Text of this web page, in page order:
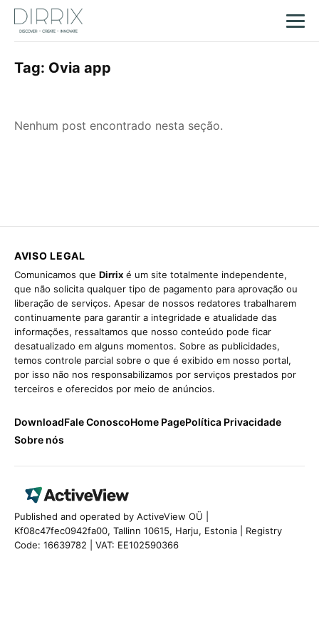
Tag: Ovia app
Nenhum post encontrado nesta seção.
AVISO LEGAL
Comunicamos que Dirrix é um site totalmente independente,
que não solicita qualquer tipo de pagamento para aprovação ou
liberação de serviços. Apesar de nossos redatores trabalharem
continuamente para garantir a integridade e atualidade das
informações, ressaltamos que nosso conteúdo pode ficar
desatualizado em alguns momentos. Sobre as publicidades,
temos controle parcial sobre o que é exibido em nosso portal,
por isso não nos responsabilizamos por serviços prestados por
terceiros e oferecidos por meio de anúncios.
DownloadFale ConoscoHome PagePolítica Privacidade
Sobre nós
Published and operated by ActiveView OÜ |
Kf08c47fec0942fa00, Tallinn 10615, Harju, Estonia | Registry
Code: 16639782 | VAT: EE102590366